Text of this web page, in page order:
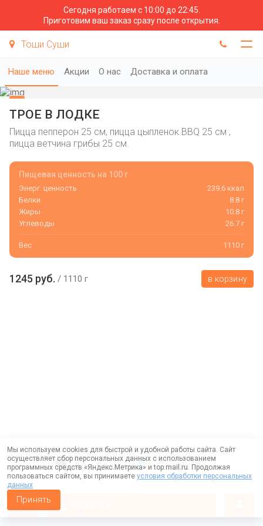
Сегодня работаем с 10:00 до 22:45.
Приготовим ваш заказ сразу после открытия.
Тоши Суши
Наше меню Акции О нас Доставка и оплата
ТРОЕ В ЛОДКЕ
Пицца пепперон 25 см, пицца цыпленок BBQ 25 см ,
пицца ветчина грибы 25 см.
Пищевая ценность на 100 г
Энерг. ценность
239.6 ккал
Белки
8.8 г
Жиры
10.8 г
Углеводы
26.7 г
Вес 1110 г
1245 руб. 1110 г в корзину
Мы используем cookies для быстрой и удобной работы сайта. Сайт
осуществляет сбор персональных данных с использованием
программных средств «Яндекс.Метрика» и top.mail.ru. Продолжая
пользоваться сайтом, вы принимаете условия обработки персональных
данных
Принять